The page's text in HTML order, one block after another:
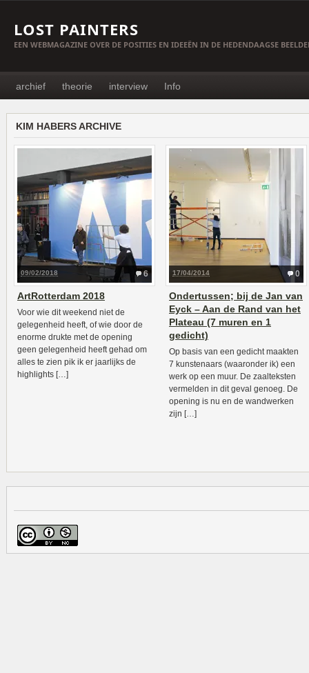
LOST PAINTERS
EEN WEBMAGAZINE OVER DE POSITIES EN IDEEËN IN DE HEDENDAAGSE
archief theorie interview Info
KIM HABERS ARCHIVE
6
09/02/2018
ArtRotterdam 2018
Voor wie dit weekend niet de
gelegenheid heeft, of wie door de
enorme drukte met de opening
geen gelegenheid heeft gehad om
alles te zien pik ik er jaarlijks de
highlights […]
0
17/04/2014
Ondertussen; bij de Jan van
Eyck – Aan de Rand van het
Plateau (7 muren en 1
gedicht)
Op basis van een gedicht maakten
7 kunstenaars (waaronder ik) een
werk op een muur. De zaalteksten
vermelden in dit geval genoeg. De
opening is nu en de wandwerken
zijn […]